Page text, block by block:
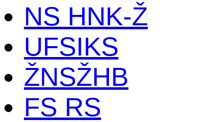
NS HNK-Ž
UFSIKS
ŽNSŽHB
FS RS